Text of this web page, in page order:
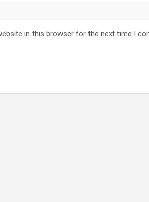
in this browser for the next time I